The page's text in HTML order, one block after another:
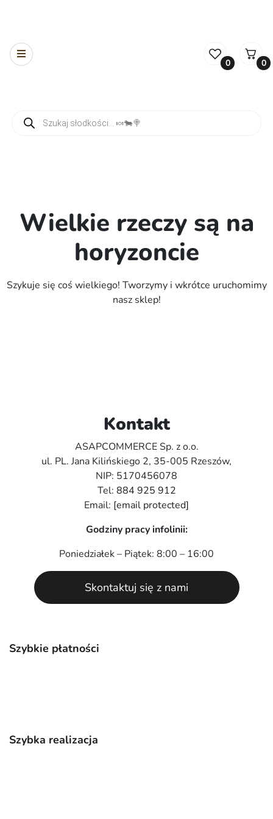
0 0
Wielkie rzeczy są na
horyzoncie
Szykuje się coś wielkiego! Tworzymy i wkrótce uruchomimy
nasz sklep!
Szybkie płatności
Szybka realizacja
Kontakt
ASAPCOMMERCE Sp. z o.o.
ul. PL. Jana Kilińskiego 2, 35-005 Rzeszów,
NIP: 5170456078
Tel: 884 925 912
Email: [email protected]
Godziny pracy infolinii:
Poniedziałek – Piątek: 8:00 – 16:00
Skontaktuj się z nami